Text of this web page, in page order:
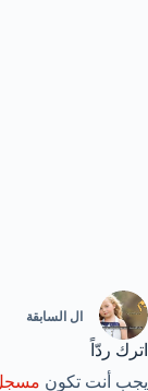
ال السابقة
اترك ردّاً
يجب أنت تكون